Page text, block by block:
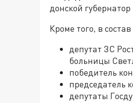
донской
Кроме того, в
депутат ЗС
больницы
победитель
председатель
депутаты